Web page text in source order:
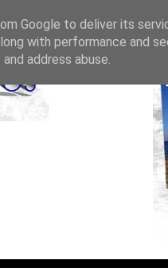
Google to deliver its
with performance and
address abuse.